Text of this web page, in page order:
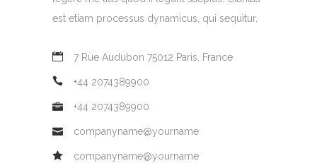
est etiam processus dynamicus, qui sequitur.
7 Rue Audubon 75012 Paris, France
+44 2074389900
+44 2074389900
companyname@yourname
companyname@yourname